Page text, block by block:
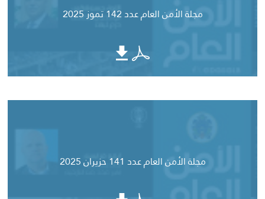
مجلة الأمن العام عدد 142 تموز 2025
مجلة الأمن العام عدد 141 حزيران 2025